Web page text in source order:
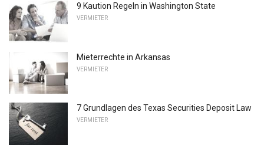
9 Kaution Regeln in Washington State
VERMIETER
Mieterrechte in Arkansas
VERMIETER
7 Grundlagen des Texas Securities Deposit Law
VERMIETER